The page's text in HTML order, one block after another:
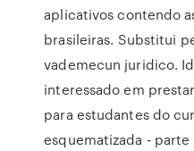
aplicativos contendo
brasileiras. Substitui
vademecun juridico.
interessado em
para estudantes do
esquematizada -